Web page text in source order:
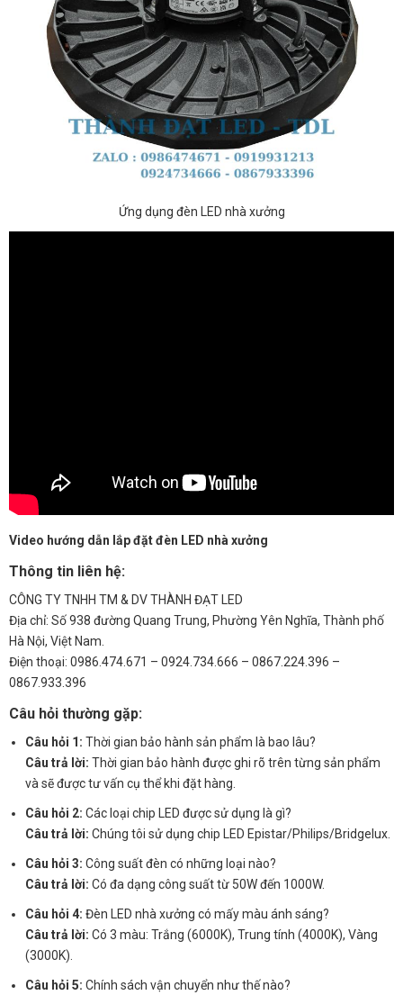
Ứng dụng đèn LED nhà xưởng
Video hướng dẫn lắp đặt đèn LED nhà xưởng
Thông tin liên hệ:
CÔNG TY TNHH TM & DV THÀNH ĐẠT LED
Địa chỉ: Số 938 đường Quang Trung, Phường Yên Nghĩa, Thành phố
Hà Nội, Việt Nam.
Điện thoại: 0986.474.671 – 0924.734.666 – 0867.224.396 –
0867.933.396
Câu hỏi thường gặp:
Câu hỏi 1: Thời gian bảo hành sản phẩm là bao lâu?
Câu trả lời: Thời gian bảo hành được ghi rõ trên từng sản phẩm
và sẽ được tư vấn cụ thể khi đặt hàng.
Câu hỏi 2: Các loại chip LED được sử dụng là gì?
Câu trả lời: Chúng tôi sử dụng chip LED Epistar/Philips/Bridgelux.
Câu hỏi 3: Công suất đèn có những loại nào?
Câu trả lời: Có đa dạng công suất từ 50W đến 1000W.
Câu hỏi 4: Đèn LED nhà xưởng có mấy màu ánh sáng?
Câu trả lời: Có 3 màu: Trắng (6000K), Trung tính (4000K), Vàng
(3000K).
Câu hỏi 5: Chính sách vận chuyển như thế nào?